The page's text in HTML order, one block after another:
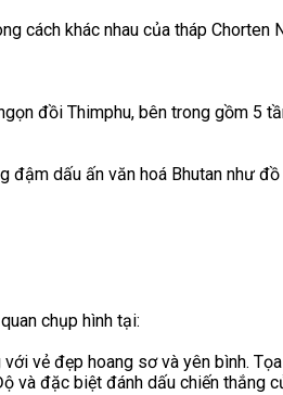
cách khác nhau của tháp Chorten
đồi Thimphu, bên trong gồm 5
dấu ấn văn hoá Bhutan như
chụp hình tại:
vẻ đẹp hoang sơ và yên bình.
đặc biệt đánh dấu chiến thắng